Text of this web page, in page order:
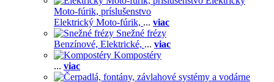
Moto-fúrik, príslušenstvo
Elektrický Moto-fúrik, ... viac
Snežné frézy
Benzínové, Elektrické, ... viac
Kompostéry
... viac